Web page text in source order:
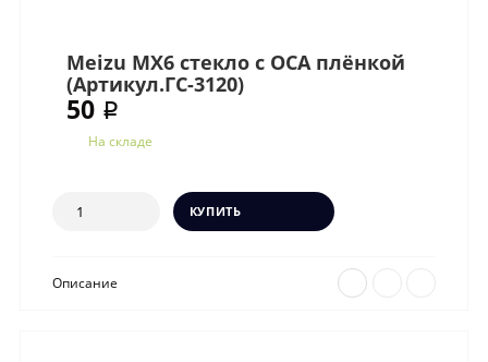
Meizu MX6 стекло с OCA плёнкой
(Артикул.ГС-3120)
50 ₽
На складе
КУПИТЬ
Описание